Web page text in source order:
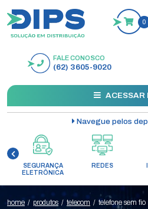
0
FALE CONOSCO
(62) 3605-9020
ACESSAR
Navegue pelos
SEGURANÇA
ELETRÔNICA
REDES
home / produtos / telecom / telefone sem fio